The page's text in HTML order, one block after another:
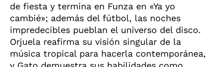
de fiesta y termina en Funza en «Ya yo
cambié»; además del fútbol, las noches
impredecibles pueblan el universo del disco.
Orjuela reafirma su visión singular de la
música tropical para hacerla contemporánea,